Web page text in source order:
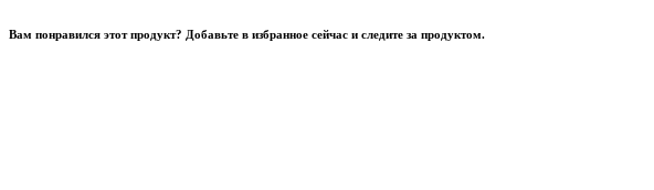
Вам понравился этот продукт? Добавьте в избранное сейчас и следите за продуктом.